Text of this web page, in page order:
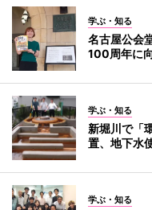
学ぶ・知る
名古屋公会
100周年に
学ぶ・知る
新堀川で「
置、地下水
学ぶ・知る